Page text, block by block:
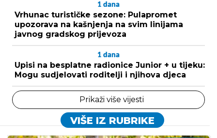
1 dana
Vrhunac turističke sezone: Pulapromet
upozorava na kašnjenja na svim linijama
javnog gradskog prijevoza
1 dana
Upisi na besplatne radionice Junior + u tijeku:
Mogu sudjelovati roditelji i njihova djeca
Prikaži više vijesti
VIŠE IZ RUBRIKE